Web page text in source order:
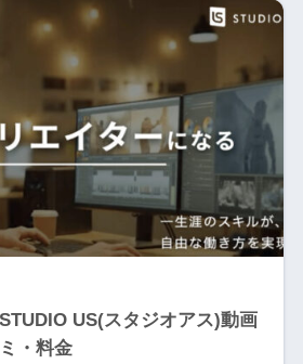
US(スタジオアス)動画
・料金